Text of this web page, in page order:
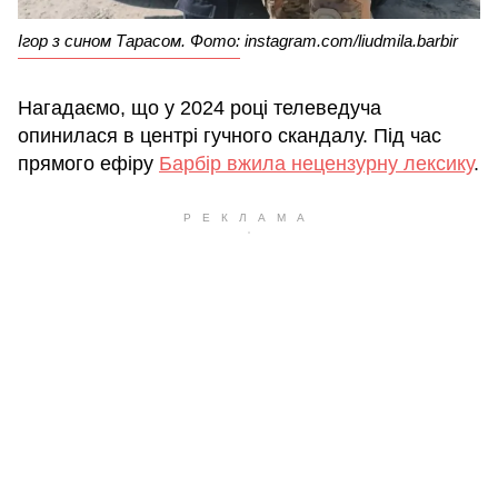
Ігор з сином Тарасом. Фото: instagram.com/liudmila.barbir
Нагадаємо, що у 2024 році телеведуча
опинилася в центрі гучного скандалу. Під час
прямого ефіру Барбір вжила нецензурну лексику.